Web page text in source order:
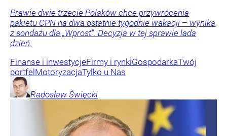
Prawie dwie trzecie Polaków chce przywrócenia
pakietu CPN na dwa ostatnie tygodnie wakacji – wynika
z sondażu dla „Wprost”. Decyzja w tej sprawie lada
dzień.
Finanse i inwestycjeFirmy i rynkiGospodarkaTwój
portfel MotoryzacjaTylko u Nas
Radosław Święcki